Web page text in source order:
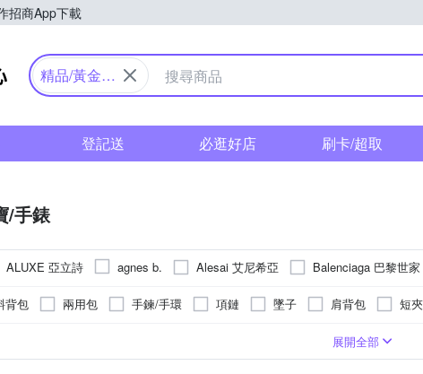
招商App下載
Yahoo購物中心
精品/黃金/
登記送 必逛好店 刷卡/超取
/手錶
ALUXE 亞立詩 agnes b. Alesai 艾尼希亞 Balenciaga 巴黎世家
CASIO 卡西歐
CHARRIOL 夏利豪 Chloe Caramelo 彩糖
J’code 真愛密碼
Jove Gold Just Gold 鎮金店 KARL
背包 兩用包 手鍊/手環 項鏈 墜子 肩背包 短夾
名片夾
官款
生活用品 領巾 貓眼框 口袋方巾 套組 對
帽子
珍珠貝
金色系 藍色系
金屬鍍K金
展開全部